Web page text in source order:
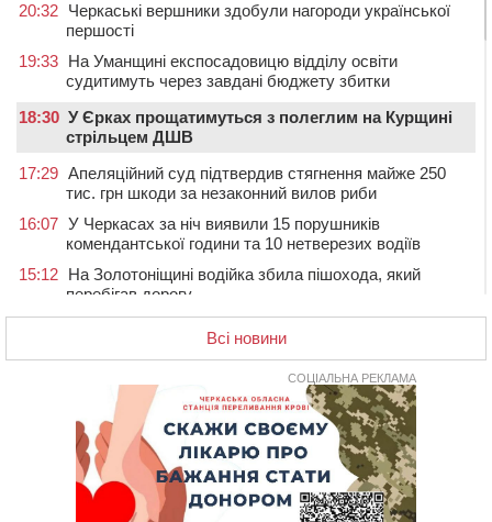
20:32 Черкаські вершники здобули нагороди української
першості
19:33 На Уманщині експосадовицю відділу освіти
судитимуть через завдані бюджету збитки
18:30 У Єрках прощатимуться з полеглим на Курщині
стрільцем ДШВ
17:29 Апеляційний суд підтвердив стягнення майже 250
тис. грн шкоди за незаконний вилов риби
16:07 У Черкасах за ніч виявили 15 порушників
комендантської години та 10 нетверезих водіїв
15:12 На Золотоніщині водійка збила пішохода, який
перебігав дорогу
під охорону 188-річну церкву
У Смілі біля магазину під колесами вантажівки
загинула жінка
У Черкасах пропонують для приватизації
п’ятиповерховий об’єкт у центрі міста
Не вистачає стажу для пенсії: як його докупити та що
потрібно знати
Всі новини
СОЦІАЛЬНА РЕКЛАМА